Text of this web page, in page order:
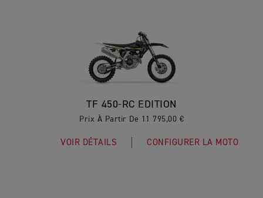
TF 450-RC EDITION
Prix À Partir De 11 795,00 €
VOIR DÉTAILS CONFIGURER LA MOTO